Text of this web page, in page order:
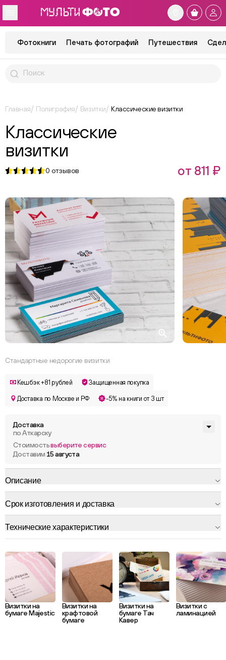
Фотокниги Печать фотографий Путешествия
Главная Полиграфия Визитки Классические визитки
Стандартные недорогие визитки
Классические
визитки
0 отзывов от 811 ₽
Кешбэк +81 рублей Защищенная покупка
Доставка по Москве и РФ -5% на книги от 3 шт
Доставка
по Аткарску
Стоимостьвыберите сервис
Доставим 15 августа
Описание
Срок изготовления и доставка
Технические характеристики
Визитки на
бумаге Majestic
Визитки на
крафтовой
бумаге
Визитки на
бумаге Тач
Кавер
Визитки с
ламинацией